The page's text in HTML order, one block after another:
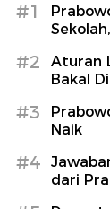
#1
#2
Aturan
Bakal
#3
Naik
#4
dari